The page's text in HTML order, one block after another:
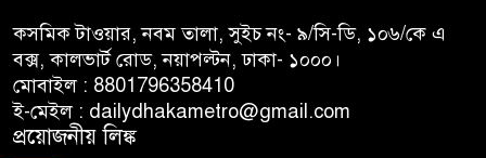
কসমিক টাওয়ার, নবম তালা, সুইচ নং- ৯/সি-ডি, ১০৬/কে এ
বক্স, কালভার্ট রোড, নয়াপল্টন, ঢাকা- ১০০০।
মোবাইল : 8801796358410
ই-মেইল : dailydhakametro@gmail.com
প্রয়োজনীয় লিঙ্ক